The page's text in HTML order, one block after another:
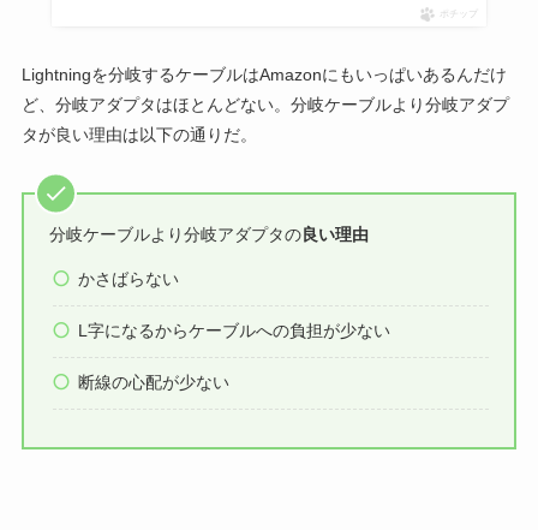
ポチップ
Lightningを分岐するケーブルはAmazonにもいっぱいあるんだけ
ど、分岐アダプタはほとんどない。分岐ケーブルより分岐アダプ
タが良い理由は以下の通りだ。
分岐ケーブルより分岐アダプタの良い理由
かさばらない
L字になるからケーブルへの負担が少ない
断線の心配が少ない